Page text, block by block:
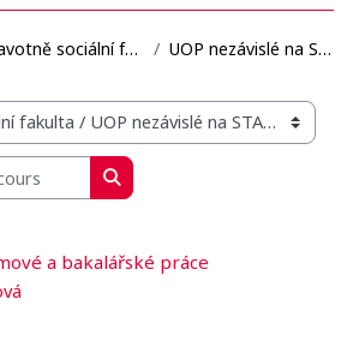
Zdravotně sociální fakulta UOP nezávislé na STAGu
Rechercher des cours
a bakalářské práce